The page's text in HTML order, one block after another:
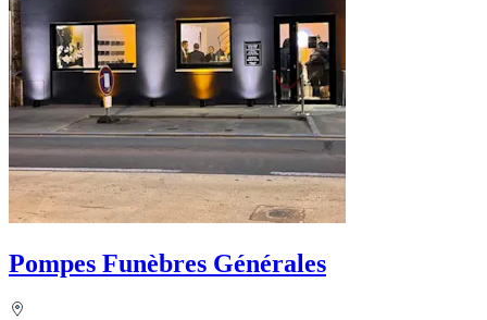
Pompes Funèbres Générales